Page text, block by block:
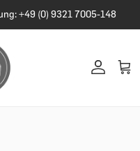
+49 (0) 9321 7005-148